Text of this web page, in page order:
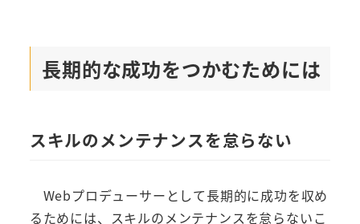
長期的な成功をつかむためには
スキルのメンテナンスを怠らない
Webプロデューサーとして長期的に成功を収め
るためには、スキルのメンテナンスを怠らないこ